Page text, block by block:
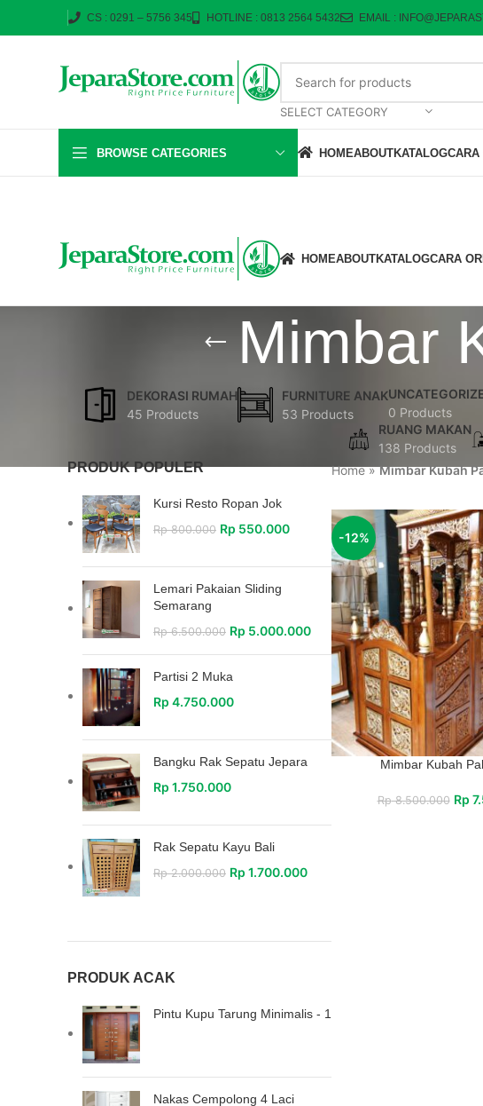
CS : 0291 – 5756 345 HOTLINE : 0813 2564 5432 EMAIL :
SELECT CATEGORY
BROWSE CATEGORIES HOMEABOUTKATALOGCARA
HOMEABOUTKATALOGCARA
Mimbar
DEKORASI RUMAH
45 Products
FURNITURE ANAK
53 Products
0 Products
RUANG MAKAN
138 Products
PRODUK POPULER
Kursi Resto Ropan Jok
Rp800.000 Rp 550.000
Lemari Pakaian Sliding
Semarang
Rp6.500.000 Rp 5.000.000
Partisi 2 Muka
Rp 4.750.000
Bangku Rak Sepatu Jepara
Rp 1.750.000
Rak Sepatu Kayu Bali
Rp2.000.000 Rp 1.700.000
PRODUK ACAK
Pintu Kupu Tarung Minimalis - 1
Nakas Cempolong 4 Laci
Home»Mimbar Kubah
-12%
Mimbar Kubah
Rp8.500.000 Rp